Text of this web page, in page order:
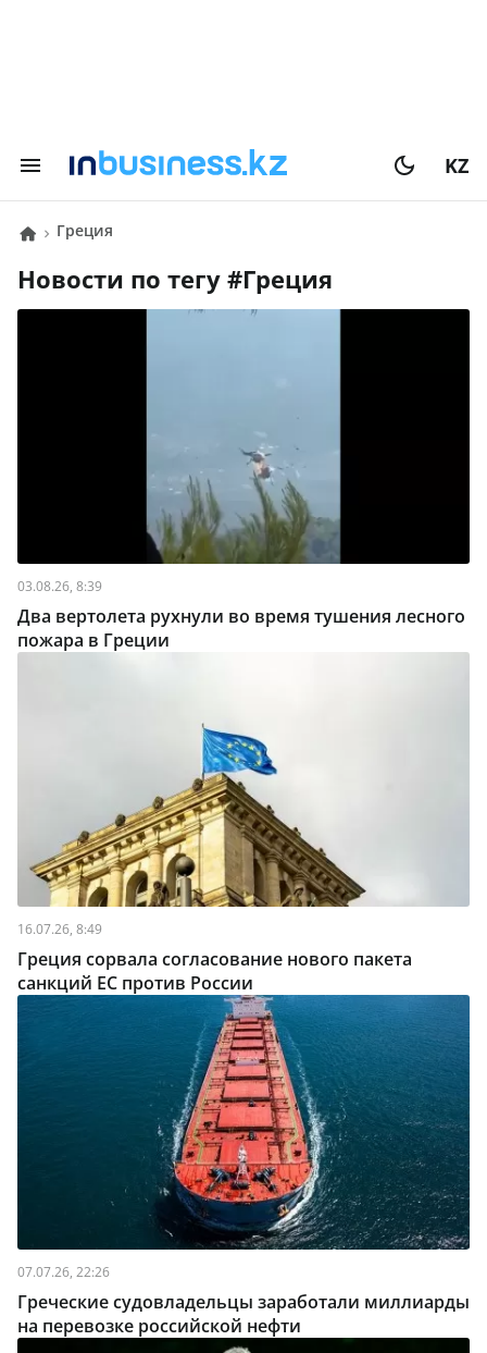
KZ
Греция
Новости по тегу # Греция
03.08.26, 8:39
Два вертолета рухнули во время тушения лесного
пожара в Греции
16.07.26, 8:49
Греция сорвала согласование нового пакета
санкций ЕС против России
07.07.26, 22:26
Греческие судовладельцы заработали миллиарды
на перевозке российской нефти